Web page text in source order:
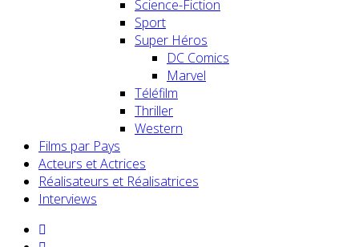
Science-Fiction
Sport
Super Héros
DC Comics
Marvel
Téléfilm
Thriller
Western
Films par Pays
Acteurs et Actrices
Réalisateurs et Réalisatrices
Interviews